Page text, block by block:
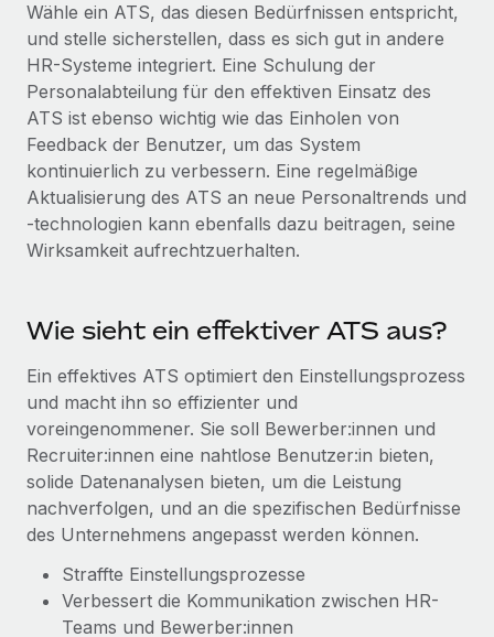
Lückenlose Compliance
Geräteverwaltung
Globale Bereitstellung und Verfolgung von IT-
Geräten
Gründung von Niederlassungen
Schnelle, rechtssichere Gründung von
Niederlassungen
Benefits
Mühelose Verwaltung von Benefits
Weaviate auf einen Blick Weaviate entwickelt KI-basierte
Open-Source-Infrastrukturen. Das...
Mehr erfahren
Strategische Partnerschaft zwischen
Reverse Tech und Remote für Contractor
Management und Payroll
Reverse Tech auf einen Blick Das Gesundheits- und
Mehr erfahren
BLOG
Globale Payroll
EOR und PEO
Contractor Management
Den Blog erkunden
Gusto und Zero und Contractor Management
Plus
Auch im neuen Jahr wollen wir bei Remote Unternehmen
aller Größen dabei unterstützen, die beste...
Mehr erfahren
Wie Phiture 55 Mitarbeiter:innen in 19 Ländern
mit Remote verwaltet
Wähle ein ATS, das diesen Bedürfnissen entspricht,
und stelle sicherstellen, dass es sich gut in andere
HR-Systeme integriert. Eine Schulung der
Personalabteilung für den effektiven Einsatz des
ATS ist ebenso wichtig wie das Einholen von
Feedback der Benutzer, um das System
kontinuierlich zu verbessern. Eine regelmäßige
Aktualisierung des ATS an neue Personaltrends und
-technologien kann ebenfalls dazu beitragen, seine
Wirksamkeit aufrechtzuerhalten.
Wie sieht ein effektiver ATS aus?
Ein effektives ATS optimiert den Einstellungsprozess
und macht ihn so effizienter und
voreingenommener. Sie soll Bewerber:innen und
Recruiter:innen eine nahtlose Benutzer:in bieten,
solide Datenanalysen bieten, um die Leistung
nachverfolgen, und an die spezifischen Bedürfnisse
des Unternehmens angepasst werden können.
Straffte Einstellungsprozesse
Verbessert die Kommunikation zwischen HR-
Teams und Bewerber:innen